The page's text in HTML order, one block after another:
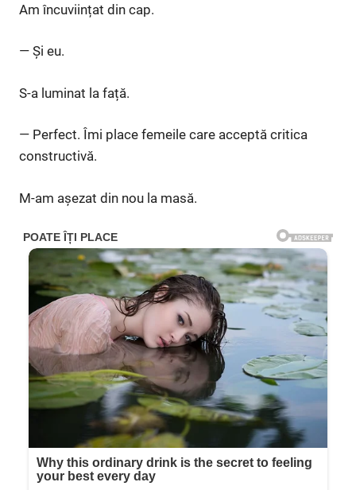
Am încuviințat din cap.
— Și eu.
S-a luminat la față.
— Perfect. Îmi place femeile care acceptă critica
constructivă.
M-am așezat din nou la masă.